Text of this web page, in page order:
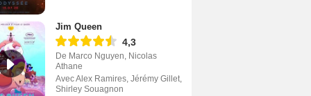
Jim Queen
4,3
De Marco Nguyen, Nicolas
Athane
Avec Alex Ramires, Jérémy Gillet,
Shirley Souagnon